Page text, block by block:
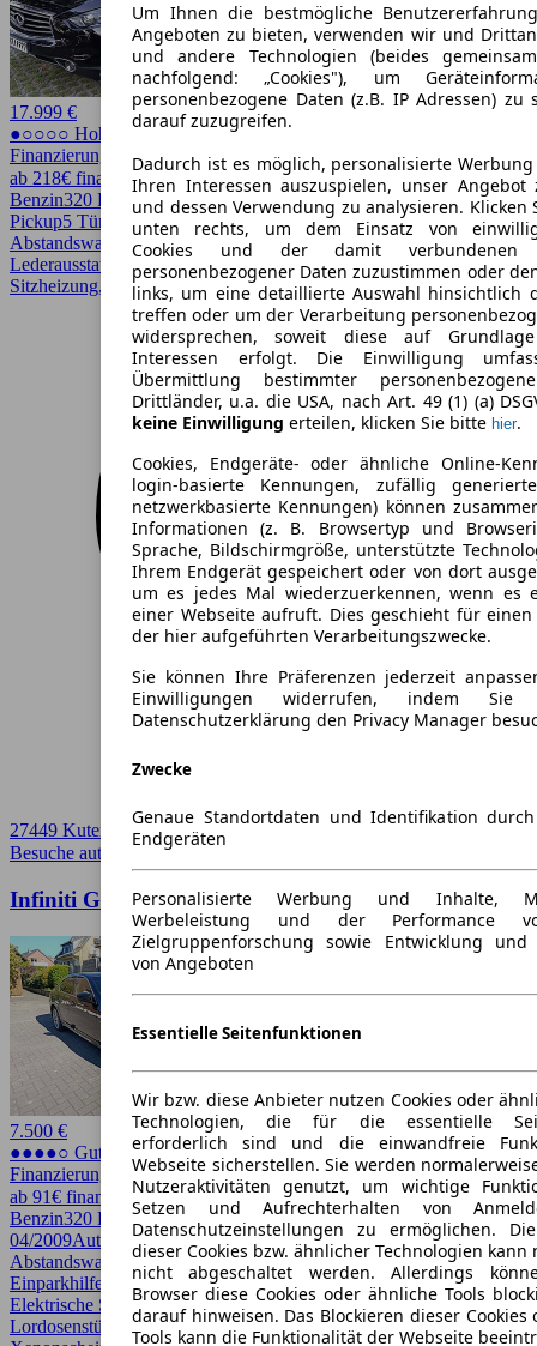
Um Ihnen die bestmögliche
Angeboten zu bieten, verwenden wir und
und andere Technologien (beides
nachfolgend: „Cookies"), um
personenbezogene Daten (z.B. IP Adressen) zu
darauf zuzugreifen.
Dadurch ist es möglich, personalisierte
Ihren Interessen auszuspielen, unser Angebot
und dessen Verwendung zu analysieren. Klicken
unten rechts, um dem Einsatz von
Cookies und der damit verbundenen
personenbezogener Daten zuzustimmen oder
links, um eine detaillierte Auswahl hinsichtlich
treffen oder um der Verarbeitung
widersprechen, soweit diese auf
Interessen erfolgt. Die Einwilligung
Übermittlung bestimmter
Drittländer, u.a. die USA, nach Art. 49 (1) (a)
keine Einwilligung erteilen, klicken Sie bitte hier.
Cookies, Endgeräte- oder ähnliche Online-
login-basierte Kennungen, zufällig
netzwerkbasierte Kennungen) können
Informationen (z. B. Browsertyp und
Sprache, Bildschirmgröße, unterstützte
Ihrem Endgerät gespeichert oder von dort
um es jedes Mal wiederzuerkennen, wenn es
einer Webseite aufruft. Dies geschieht für
der hier aufgeführten Verarbeitungszwecke.
Sie können Ihre Präferenzen jederzeit
Einwilligungen widerrufen, indem
Datenschutzerklärung den Privacy Manager
Zwecke
Genaue Standortdaten und Identifikation
Endgeräten
Personalisierte Werbung und Inhalte,
Werbeleistung und der Performance
Zielgruppenforschung sowie Entwicklung und
von Angeboten
Essentielle Seitenfunktionen
Wir bzw. diese Anbieter nutzen Cookies oder
Technologien, die für die essentielle
erforderlich sind und die einwandfreie
Webseite sicherstellen. Sie werden
Nutzeraktivitäten genutzt, um wichtige
Setzen und Aufrechterhalten von
Datenschutzeinstellungen zu ermöglichen.
dieser Cookies bzw. ähnlicher Technologien kann
nicht abgeschaltet werden. Allerdings
Browser diese Cookies oder ähnliche Tools
darauf hinweisen. Das Blockieren dieser
Tools kann die Funktionalität der Webseite
17.999 €
●○○○○ Hoher Preis
Finanzierung möglich
ab 218€ finanzieren ↗
Benzin320 PS (235 kW)130.000 kmEZ 12/2012Automatik
SUV /
Pickup5 Türen
Abstandswarner, Allrad, Einparkhilfe, Elektrische Sitze, LED,
Lederausstattung, Lichtsensor, Regensensor, Schiebedach,
Sitzheizung, Spurhalteassistent, unfallfrei, Xenonscheinwerfer
27449 Kutenholz
Besuche autoscout24.de
Infiniti G37 G AWD Aut.
7.500 €
●●●●○ Guter Preis
Finanzierung möglich
ab 91€ finanzieren ↗
Benzin320 PS (235 kW) 213.000 kmEZ
04/2009AutomatikLimousine4 Türen
Abstandswarner, Allrad, Bi-Xenon Scheinwerfer, Einparkhilfe,
Einparkhilfe Sensoren hinten, Einparkhilfe Sensoren vorne,
Elektrische Sitze, Kurvenlicht, Lederausstattung, Lichtsensor,
Lordosenstütze, Regensensor, Sitzheizung, Sportsitze,